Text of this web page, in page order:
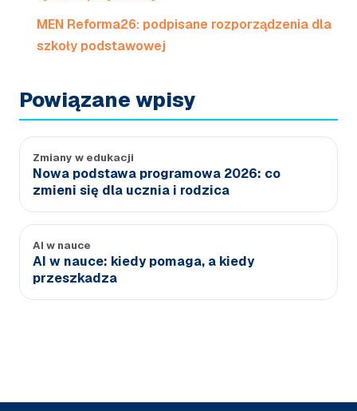
MEN Reforma26: podpisane rozporządzenia dla
szkoły podstawowej
Powiązane wpisy
Zmiany w edukacji
Nowa podstawa programowa 2026: co
zmieni się dla ucznia i rodzica
AI w nauce
AI w nauce: kiedy pomaga, a kiedy
przeszkadza